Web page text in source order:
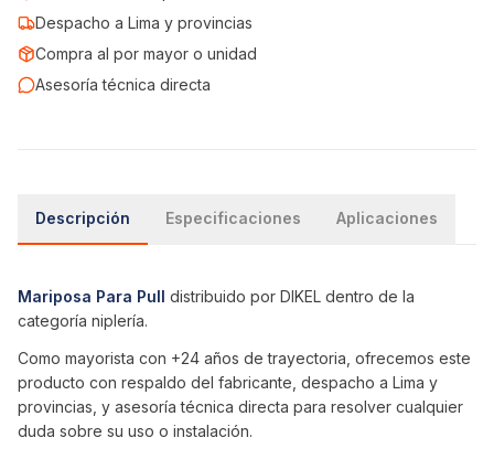
Despacho a Lima y provincias
Compra al por mayor o unidad
Asesoría técnica directa
Descripción Especificaciones Aplicaciones
Mariposa Para Pull distribuido por DIKEL dentro de la
categoría niplería.
Como mayorista con +24 años de trayectoria, ofrecemos este
producto con respaldo del fabricante, despacho a Lima y
provincias, y asesoría técnica directa para resolver cualquier
duda sobre su uso o instalación.